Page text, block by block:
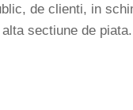
de clienti, in
sectiune de piata.